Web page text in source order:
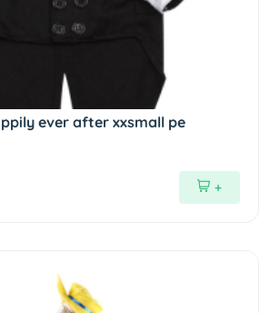
ever after xxsmall pe
+